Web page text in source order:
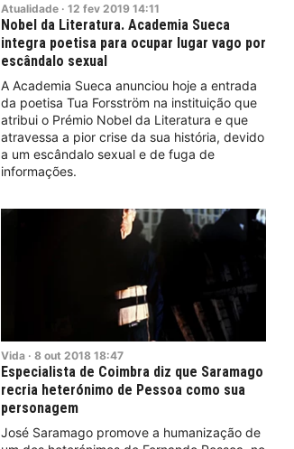
Atualidade · 12 fev 2019 14:11
Nobel da Literatura. Academia Sueca
integra poetisa para ocupar lugar vago por
escândalo sexual
A Academia Sueca anunciou hoje a entrada
da poetisa Tua Forsström na instituição que
atribui o Prémio Nobel da Literatura e que
atravessa a pior crise da sua história, devido
a um escândalo sexual e de fuga de
informações.
Vida · 8 out 2018 18:47
Especialista de Coimbra diz que Saramago
recria heterónimo de Pessoa como sua
personagem
José Saramago promove a humanização de